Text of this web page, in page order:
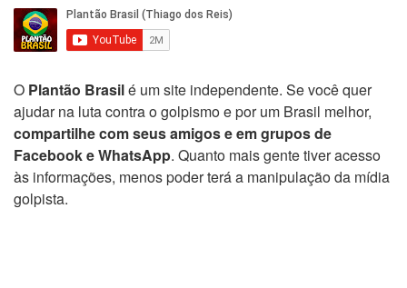
O Plantão Brasilé um site independente. Se você quer
ajudar na luta contra o golpismo e por um Brasil melhor,
compartilhe com seus amigos e em grupos de
Facebook e WhatsApp. Quanto mais gente tiver acesso
às informações, menos poder terá a manipulação da mídia
golpista.